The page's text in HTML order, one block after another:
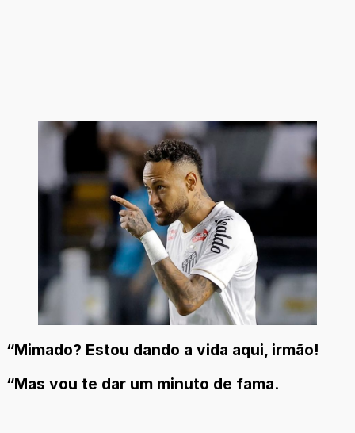
“Mimado? Estou dando a vida aqui, irmão!
“Mas vou te dar um minuto de fama.